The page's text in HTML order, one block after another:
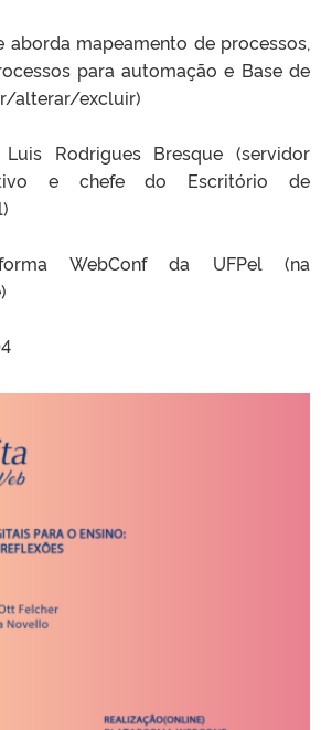
aborda mapeamento de processos,
para automação e Base de
alterar/excluir)
Rodrigues Bresque (servidor
e chefe do Escritório de
WebConf da UFPel (na